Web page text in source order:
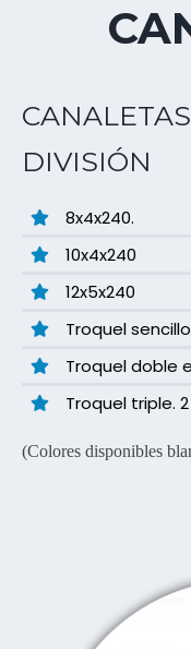
DIVISIÓN
8x4x240.
10x4x240
12x5x240
Troquel
Troquel doble
Troquel triple.
(Colores disponibles